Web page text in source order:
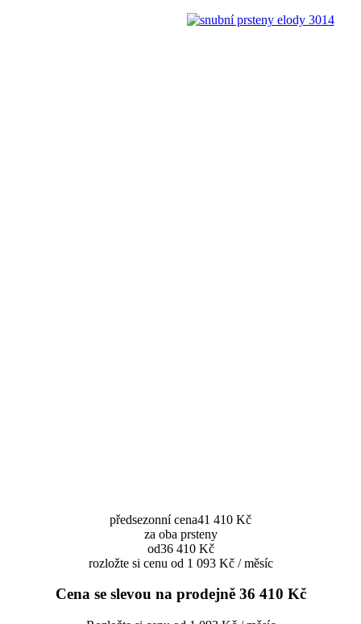
předsezonní cena41 410 Kč
za oba prsteny
od36 410 Kč
rozložte si cenu od 1 093 Kč / měsíc
Cena se slevou na prodejně 36 410 Kč